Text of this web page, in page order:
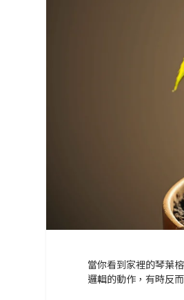
當你看到家裡的琴葉
邏輯的動作，有時反